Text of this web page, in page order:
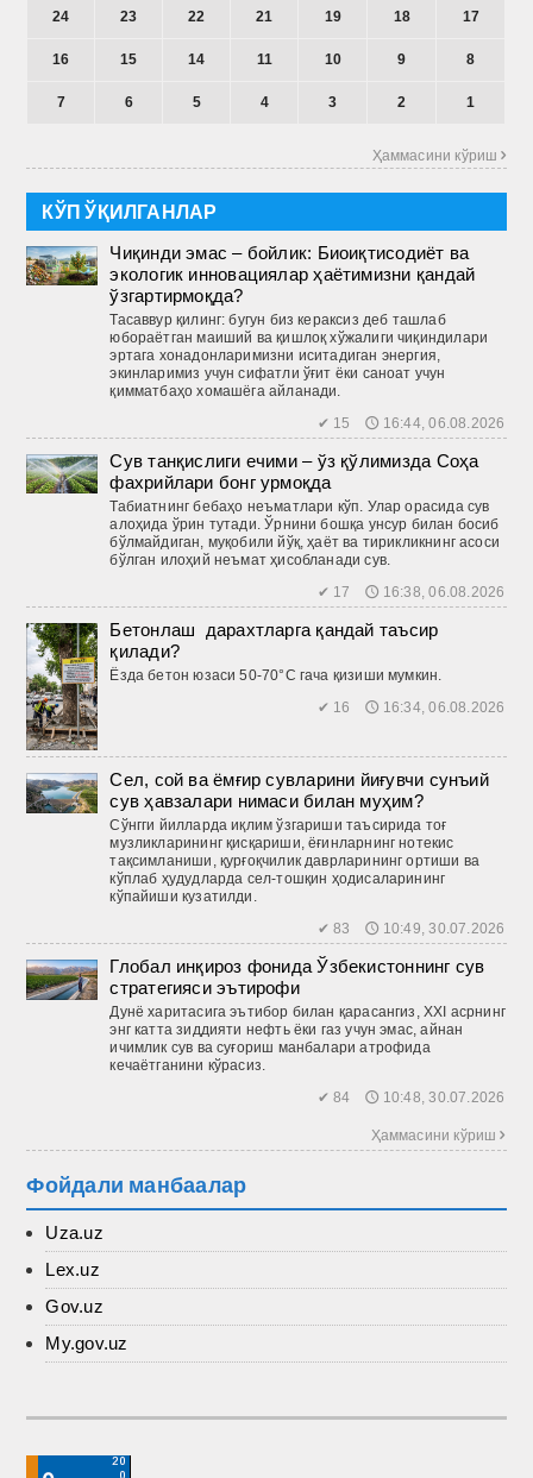
24 23 22 21 19 18 17
16 15 14 11 10 9 8
7 6 5 4 3 2 1
Ҳаммасини кўриш 
КЎП ЎҚИЛГАНЛАР
Чиқинди эмас – бойлик: Биоиқтисодиёт ва
экологик инновациялар ҳаётимизни қандай
ўзгартирмоқда?
Тасаввур қилинг: бугун биз кераксиз деб ташлаб
юбораётган маиший ва қиш­лоқ хўжалиги чиқиндилари
эртага хонадонларимизни иситадиган энергия,
экинларимиз учун сифатли ўғит ёки саноат учун
қимматбаҳо хомашёга айланади.
✔ 15 🕔 16:44, 06.08.2026
Сув танқислиги ечими – ўз қўлимизда Соҳа
фахрийлари бонг урмоқда
Табиатнинг бебаҳо неъматлари кўп. Улар орасида сув
алоҳида ўрин тутади. Ўрнини бошқа унсур билан босиб
бўлмайдиган, муқобили йўқ, ҳаёт ва тирикликнинг асоси
бўлган илоҳий неъмат ҳисобланади сув.
✔ 17 🕔 16:38, 06.08.2026
Бетонлаш дарахтларга қандай таъсир
қилади?
Ёзда бетон юзаси 50-70°C гача қизиши мумкин.
✔ 16 🕔 16:34, 06.08.2026
Сел, сой ва ёмғир сувларини йиғувчи сунъий
сув ҳавзалари нимаси билан муҳим?
Сўнгги йилларда иқлим ўзгариши таъсирида тоғ
музликларининг қисқариши, ёғинларнинг нотекис
тақсимланиши, қурғоқчилик даврларининг ортиши ва
кўплаб ҳудудларда сел-тош­қин ҳодисаларининг
кўпайиши кузатилди.
✔ 83 🕔 10:49, 30.07.2026
Глобал инқироз фонида Ўзбекистоннинг сув
стратегияси эътирофи
Дунё харитасига эътибор билан қарасангиз, XXI асрнинг
энг катта зиддияти нефть ёки газ учун эмас, айнан
ичимлик сув ва суғориш манбалари атрофида
кечаётганини кўрасиз.
✔ 84 🕔 10:48, 30.07.2026
Ҳаммасини кўриш 
Фойдали манбаалар
Uza.uz
Lex.uz
Gov.uz
My.gov.uz